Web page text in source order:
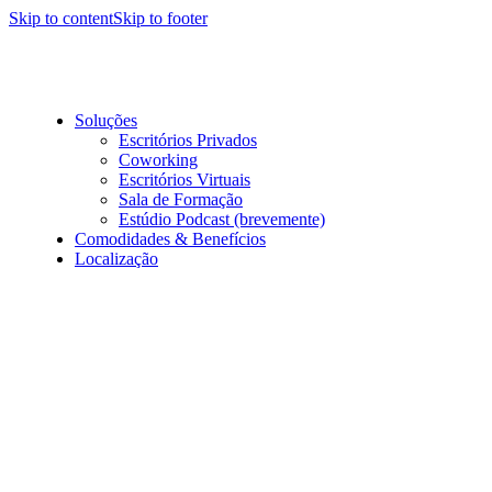
Skip to contentSkip to footer
Soluções
Escritórios Privados
Coworking
Escritórios Virtuais
Sala de Formação
Estúdio Podcast (brevemente)
Comodidades & Benefícios
Localização